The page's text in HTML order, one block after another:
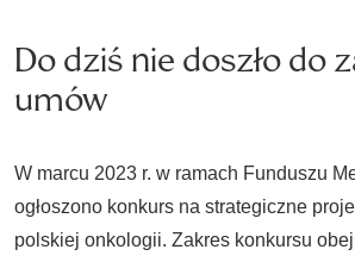
Do dziś nie doszło do
umów
W marcu 2023 r. w ramach Funduszu
ogłoszono konkurs na strategiczne
polskiej onkologii. Zakres konkursu